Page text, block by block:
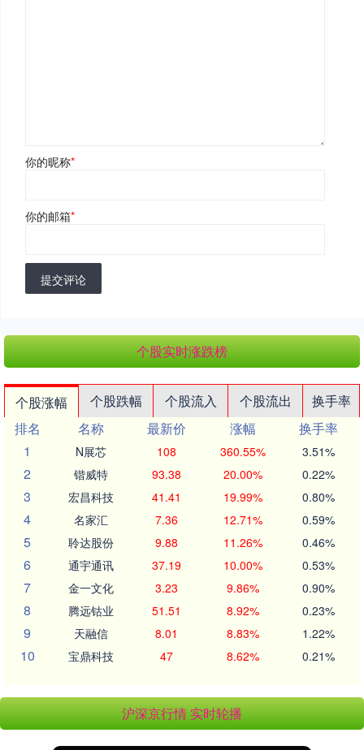
你的昵称*
你的邮箱*
提交评论
个股实时涨跌榜
个股涨幅 个股跌幅 个股流入 个股流出
换手率
排名
名称 最新价 涨幅
换手率
1
N展芯 108 360.55% 3.51%
2 锴威特 93.38 20.00% 0.22%
3 宏昌科技 41.41 19.99% 0.80%
4 名家汇 7.36 12.71% 0.59%
5 聆达股份 9.88 11.26% 0.46%
6 通宇通讯 37.19 10.00% 0.53%
7 金一文化 3.23 9.86% 0.90%
8 腾远钴业 51.51 8.92% 0.23%
9 天融信 8.01 8.83% 1.22%
10 宝鼎科技 47 8.62% 0.21%
沪深京行情 实时轮播